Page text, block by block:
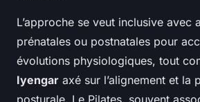
L’approche se veut inclusive avec
prénatales ou postnatales pour
évolutions physiologiques, tout
Iyengar axé sur l’alignement et la